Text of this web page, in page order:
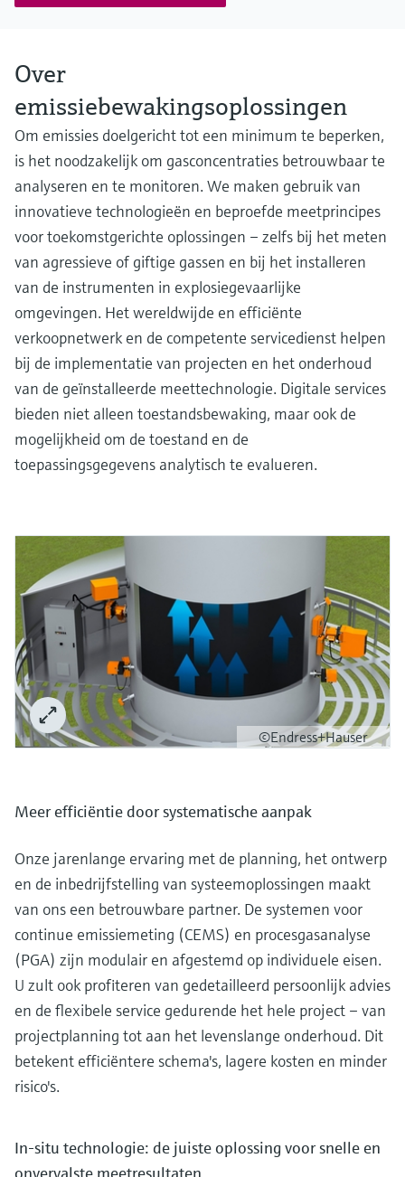
Over
emissiebewakingsoplossingen
Om emissies doelgericht tot een minimum te beperken,
is het noodzakelijk om gasconcentraties betrouwbaar te
analyseren en te monitoren. We maken gebruik van
innovatieve technologieën en beproefde meetprincipes
voor toekomstgerichte oplossingen – zelfs bij het meten
van agressieve of giftige gassen en bij het installeren
van de instrumenten in explosiegevaarlijke
omgevingen. Het wereldwijde en efficiënte
verkoopnetwerk en de competente servicedienst helpen
bij de implementatie van projecten en het onderhoud
van de geïnstalleerde meettechnologie. Digitale services
bieden niet alleen toestandsbewaking, maar ook de
mogelijkheid om de toestand en de
toepassingsgegevens analytisch te evalueren.
©Endress+Hauser
Meer efficiëntie door systematische aanpak
Onze jarenlange ervaring met de planning, het ontwerp
en de inbedrijfstelling van systeemoplossingen maakt
van ons een betrouwbare partner. De systemen voor
continue emissiemeting (CEMS) en procesgasanalyse
(PGA) zijn modulair en afgestemd op individuele eisen.
U zult ook profiteren van gedetailleerd persoonlijk advies
en de flexibele service gedurende het hele project – van
projectplanning tot aan het levenslange onderhoud. Dit
betekent efficiëntere schema's, lagere kosten en minder
risico's.
In-situ technologie: de juiste oplossing voor snelle en
onvervalste meetresultaten